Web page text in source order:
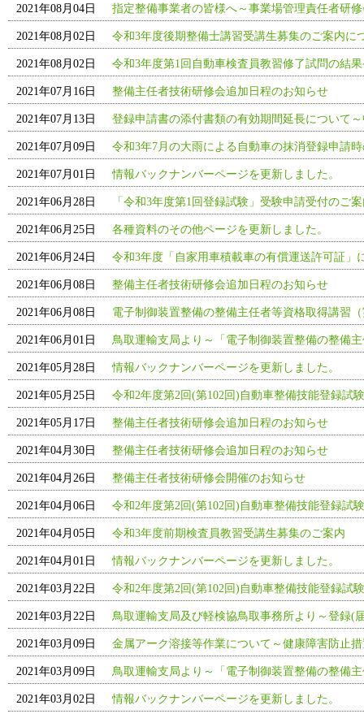
2021年08月04日 指定整備事業者の皆様へ～事業場管理責任者研
2021年08月02日 令和3年度後期整備士講習受講生募集のご案内に
2021年08月02日 令和3年度第1回自動車検査員教習修了試問の結
2021年07月16日 整備主任者技術研修会追加日程のお知らせ
2021年07月13日 登録申請書の添付書類の有効期間延長について
2021年07月09日 令和3年7月の大雨による自動車の抹消登録申請
2021年07月01日 情報バックナンバーページを更新しました。
2021年06月28日 「令和3年度第1回登録試験」受験申請受付のご
2021年06月25日 各種資料のその他ページを更新しました。
2021年06月24日 令和3年度「自家用車積載車の有償運送許可証」
2021年06月08日 整備主任者技術研修会追加日程のお知らせ
2021年06月08日 電子制御装置整備の整備主任者等資格取得講習
2021年06月01日 鳥取運輸支局より～「電子制御装置整備の整備
2021年05月28日 情報バックナンバーページを更新しました。
2021年05月25日 令和2年度第2回(第102回)自動車整備技能登録試
2021年05月17日 整備主任者技術研修会追加日程のお知らせ
2021年04月30日 整備主任者技術研修会追加日程のお知らせ
2021年04月26日 整備主任者技術研修会開催のお知らせ
2021年04月06日 令和2年度第2回(第102回)自動車整備技能登録試
2021年04月05日 令和3年度前期検査員教習受講生募集のご案内
2021年04月01日 情報バックナンバーページを更新しました。
2021年03月22日 令和2年度第2回(第102回)自動車整備技能登録試
2021年03月22日 鳥取運輸支局及び軽検協鳥取事務所より～登録(
2021年03月09日 金属アーク溶接等作業について～健康障害防止
2021年03月09日 鳥取運輸支局より～「電子制御装置整備の整備
2021年03月02日 情報バックナンバーページを更新しました。